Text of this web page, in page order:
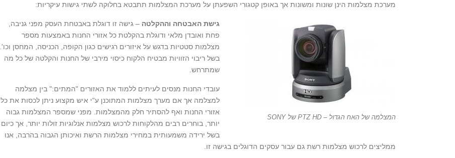
מערכת מצלמות הינן שונות ומשונות אך באופן קטגורי השפעתן על מערכת המצלמות תתבטא בחלוקה לשתי גישות עיקריות:
המצלמה של האח הגדול – PTZ HD של SONY
גישת האבטחה וההקלטה – גישה זו דוגלת באבטחת העסק מפני גניבה,
פחת ואובדן מלאי ודוגלת בהקלטת כל אזורי החנות באמצעות מספר
מצלמות סטטיות בדגש על איזורים רגישים כגון הקופה, הכניסה, המחסן וכו'.
בשל ריבוי הזוויות מבטיח הלקוח כיסוי מירבי של החנות והקלטה של כל מה
שמתרחש.
עובדי החנות מנסים לעיתים ללמוד את האזורים "המתים:" בין מצלמה
למצלמה אך אם מערך מצלמות המתוכנן ע"י איש מקצוע ניתן לכסות את כל
אזורי החנות ואף להסתיר חלק מהמצלמות. מפני שמספר המצלמות גבוה
יותר, בוחרים רבים מהלקוחות לרכוש מצלמות אנלוגיות זולות יותר, אך כיום
בשל ירידה משמעותית במחירי מצלמות הרשת ואיכותן הגבוה בהרבה, אנו
ממליצים לרכוש מצלמות רשת גם עבור עסקים הדוגלים בגישה זו.